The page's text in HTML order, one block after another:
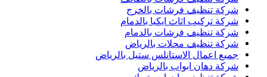
شركة تنظيف فرشات بالخرج
شركة تركيب اثاث ايكيا بالدمام
شركة تنظيف فرشات بالدمام
شركة تنظيف محلات بالرياض
جميع اعمال الاستانلس ستيل بالرياض
شركة دهان ابواب بالرياض